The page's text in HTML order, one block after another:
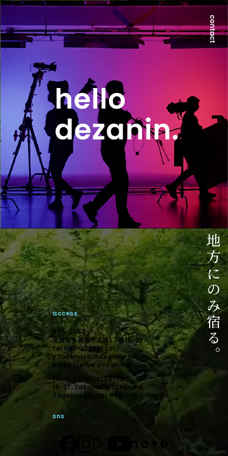
世界が求める本質は、地方にのみ宿る。
相談からのスタートでも構いません。
未来に向けて顕在化しましょう。
ご相談はこちら
デザインで顕在化する。
access
985-0853
宮城県多賀城市高橋1丁目15-27
tel.090-2799-7301
y.takahashi＠dezanin.jp
https://www.dezanin.jp
tel+81(0)90-2799-7301
15-27, Takahashi 1Choume,
Tagajou, Miyagi, 985-0853. Japan
sns